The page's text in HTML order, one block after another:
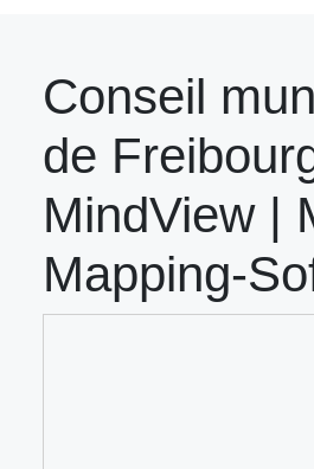
Conseil
de
MindView |
Mapping-